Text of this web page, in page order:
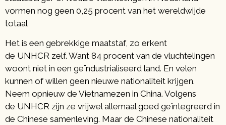
vormen nog geen 0,25 procent van het wereldwijde
totaal
Het is een gebrekkige maatstaf, zo erkent
de UNHCR zelf. Want 84 procent van de vluchtelingen
woont niet in een geïndustrialiseerd land. En velen
kunnen of willen geen nieuwe nationaliteit krijgen.
Neem opnieuw de Vietnamezen in China. Volgens
de UNHCR zijn ze vrijwel allemaal goed geïntegreerd in
de Chinese samenleving. Maar de Chinese nationaliteit